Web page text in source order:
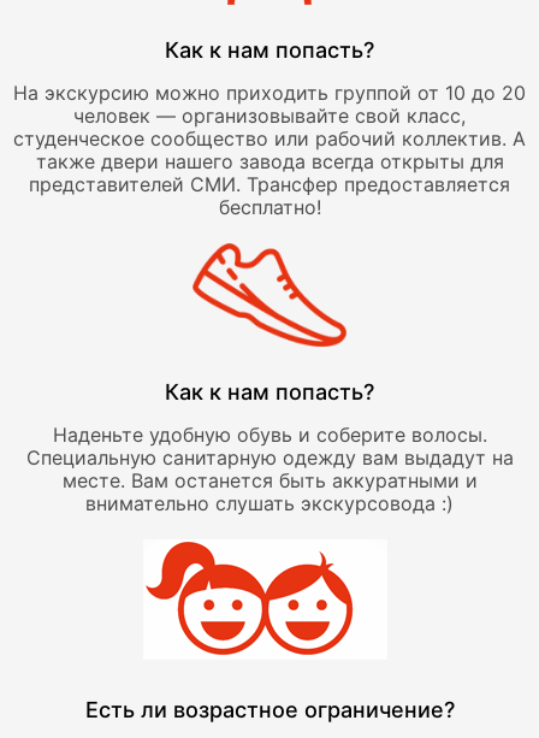
Как к нам попасть?
На экскурсию можно приходить группой от 10 до 20
человек — организовывайте свой класс,
студенческое сообщество или рабочий коллектив. А
также двери нашего завода всегда открыты для
представителей СМИ. Трансфер предоставляется
бесплатно!
Как к нам попасть?
Наденьте удобную обувь и соберите волосы.
Специальную санитарную одежду вам выдадут на
месте. Вам останется быть аккуратными и
внимательно слушать экскурсовода :)
Есть ли возрастное ограничение?